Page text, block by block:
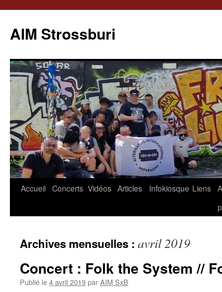
contenu
AIM Strossburi
Accueil Concerts Vidéos Articles Infokiosque Liens
A
Archives mensuelles : avril 2019
Concert : Folk the System //
Publié le4 avril 2019parAIM SxB